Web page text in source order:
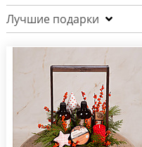
Лучшие подарки